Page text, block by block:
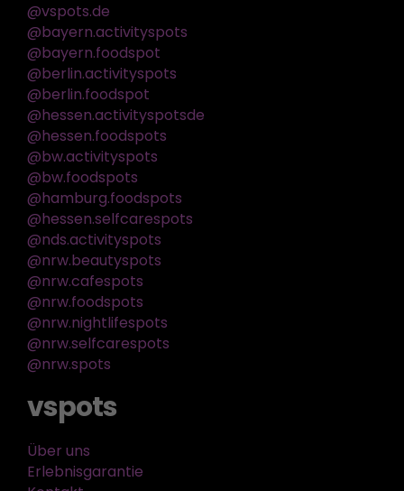
@vspots.de
@bayern.activityspots
@bayern.foodspot
@berlin.activityspots
@berlin.foodspot
@hessen.activityspotsde
@hessen.foodspots
@bw.activityspots
@bw.foodspots
@hamburg.foodspots
@hessen.selfcarespots
@nds.activityspots
@nrw.beautyspots
@nrw.cafespots
@nrw.foodspots
@nrw.nightlifespots
@nrw.selfcarespots
@nrw.spots
vspots
Über uns
Erlebnisgarantie